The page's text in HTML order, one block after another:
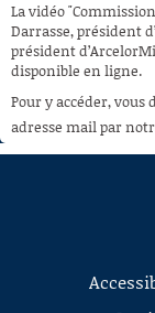
À LA
RECHERCHE
AIDE À LA
DE VIDÉOS
La vidéo
Darrasse, président
président
disponible en ligne.
Pour y accéder,
adresse mail par